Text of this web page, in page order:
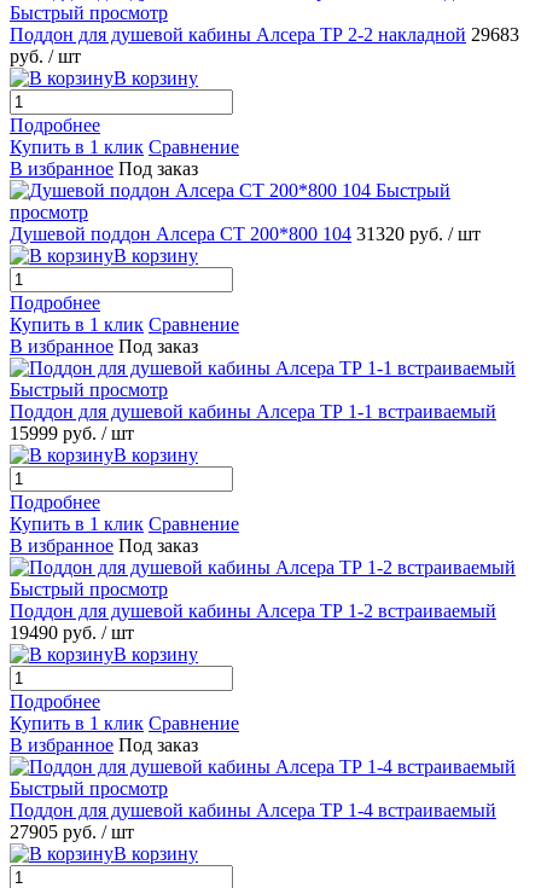
Быстрый просмотр
Поддон для душевой кабины Алсера ТР 2-2 накладной 29683
руб. / шт
В корзину
Подробнее
Купить в 1 клик Сравнение
В избранное Под заказ
Быстрый
просмотр
Душевой поддон Алсера СТ 200*800 104 31320 руб. / шт
В корзину
Подробнее
Купить в 1 клик Сравнение
В избранное Под заказ
Быстрый просмотр
Поддон для душевой кабины Алсера ТР 1-1 встраиваемый
15999 руб. / шт
В корзину
Подробнее
Купить в 1 клик Сравнение
В избранное Под заказ
Быстрый просмотр
Поддон для душевой кабины Алсера ТР 1-2 встраиваемый
19490 руб. / шт
В корзину
Подробнее
Купить в 1 клик Сравнение
В избранное Под заказ
Быстрый просмотр
Поддон для душевой кабины Алсера ТР 1-4 встраиваемый
27905 руб. / шт
В корзину